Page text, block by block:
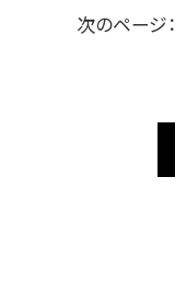
次のページ：